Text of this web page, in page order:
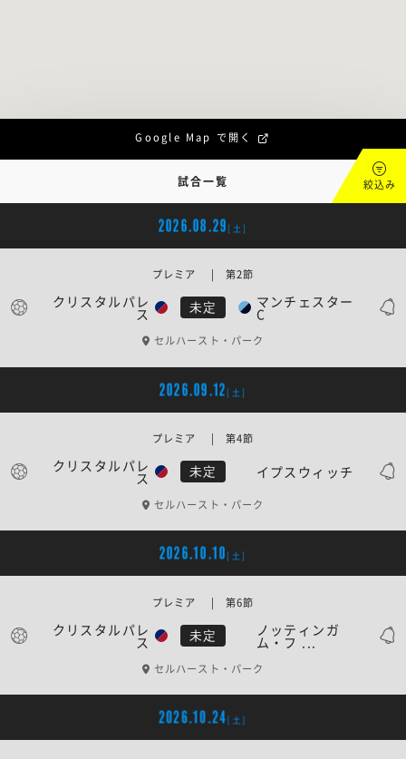
Google Map で開く
試合一覧 絞込み
2026.08.29 [土]
クリスタルパレ
ス 未定 マンチェスター
C
プレミア | 第2節
セルハースト・パーク
2026.09.12 [土]
クリスタルパレ
ス 未定 イプスウィッチ
プレミア | 第4節
セルハースト・パーク
2026.10.10 [土]
クリスタルパレ
ス 未定 ノッティンガ
ム・フ ...
プレミア | 第6節
セルハースト・パーク
2026.10.24[土]